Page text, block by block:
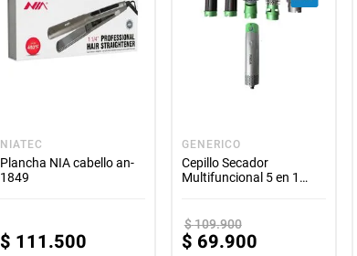
NIATEC
Plancha NIA cabello an-
1849
$ 111.500
GENERICO
Cepillo Secador
Multifuncional 5 en 1
$109.900
$ 69.900